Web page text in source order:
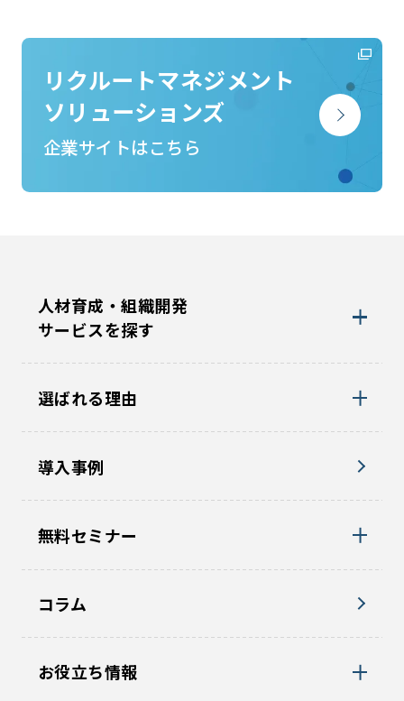
リクルートマネジメント
ソリューションズ
企業サイトはこちら
人材育成・組織開発
サービスを探す
選ばれる理由
導入事例
無料セミナー
コラム
お役立ち情報